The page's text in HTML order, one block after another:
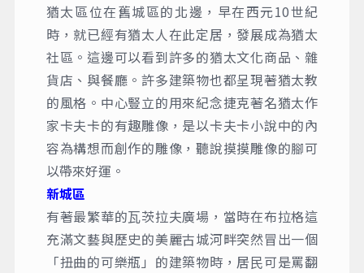
猶太區位在舊城區的北邊，早在西元10世紀
時，就已經有猶太人在此定居，發展成為猶太
社區。這邊可以看到許多的猶太文化商品、雜
貨店、與餐廳。許多建築物也都呈現著猶太教
的風格。中心豎立的用來紀念捷克著名猶太作
家卡夫卡的有趣雕像，是以卡夫卡小說中的內
容為構想而創作的雕像，聽說摸摸雕像的腳可
以帶來好運。
新城區
有著最繁華的⽡茨拉夫廣場，當時在布拉格這
充滿文藝與歷史的美麗古城河畔突然冒出⼀個
「扭曲的可樂瓶」的建築物時，居⺠可是罵翻